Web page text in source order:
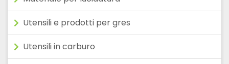
Utensili e prodotti per gres
Utensili in carburo